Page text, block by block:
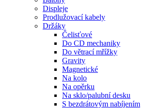
Displeje
Prodlužovací kabely
Držáky
Čelisťové
Do CD mechaniky
Do větrací mřížky
Gravity
Magnetické
Na kolo
Na opěrku
Na sklo/palubní desku
S bezdrátovým nabíjením